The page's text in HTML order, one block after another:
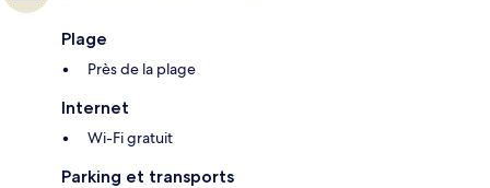
Plage
Près de la plage
Internet
Wi-Fi gratuit
Parking et transports